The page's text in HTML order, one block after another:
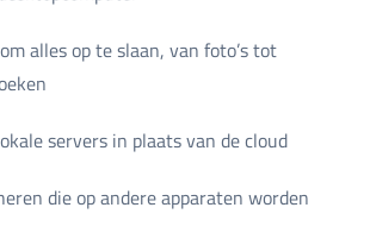
alles op te slaan, van foto’s tot
servers in plaats van de cloud
die op andere apparaten worden